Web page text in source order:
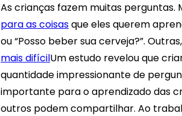
As crianças fazem muitas perguntas.
para as coisasque eles querem
ou “Posso beber sua cerveja?”.
mais difícilUm estudo revelou que
quantidade impressionante de
importante para o aprendizado das
outros podem compartilhar. Ao